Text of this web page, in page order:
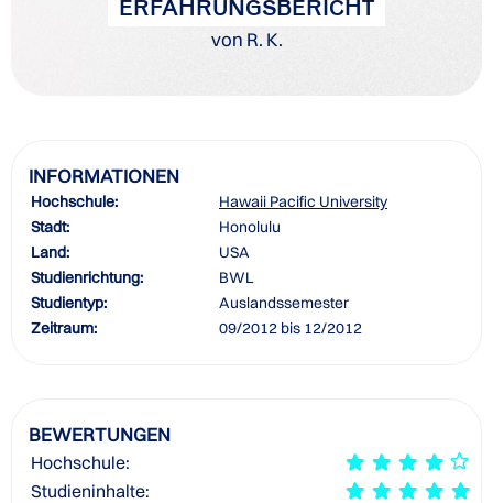
ERFAHRUNGSBERICHT
von R. K.
INFORMATIONEN
Hochschule:
Hawaii Pacific University
Stadt:
Honolulu
Land:
USA
Studienrichtung:
BWL
Studientyp:
Auslandssemester
Zeitraum:
09/2012 bis 12/2012
BEWERTUNGEN
Hochschule:
Studieninhalte: